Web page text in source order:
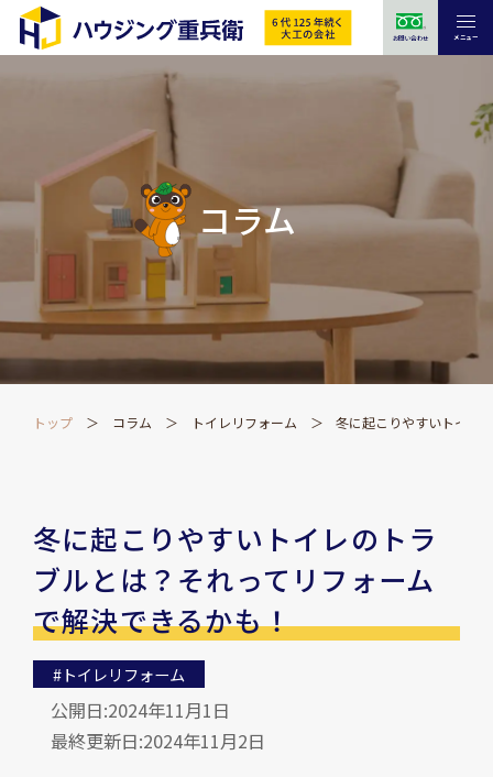
お問い合わせ メニュー
コラム
トップ コラム トイレリフォーム 冬に起こりやすいトイレ
冬に起こりやすいトイレのトラ
ブルとは？それってリフォーム
で解決できるかも！
#トイレリフォーム
公開日:2024年11月1日
最終更新日:2024年11月2日